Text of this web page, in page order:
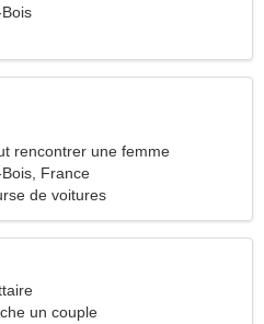
rencontrer une femme
France
de voitures
un couple